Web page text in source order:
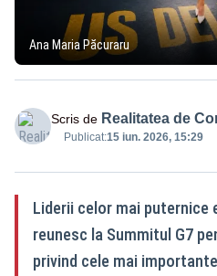
Ana Maria Păcuraru
Scris de Realitatea de
Publicat:15 iun. 2026, 15:29
Liderii celor mai puternice
reunesc la Summitul G7
privind cele mai